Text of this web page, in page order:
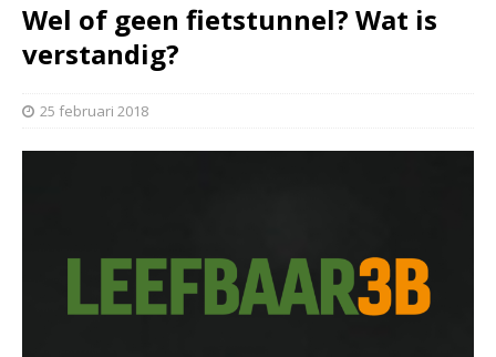
Wel of geen fietstunnel? Wat is
verstandig?
25 februari 2018